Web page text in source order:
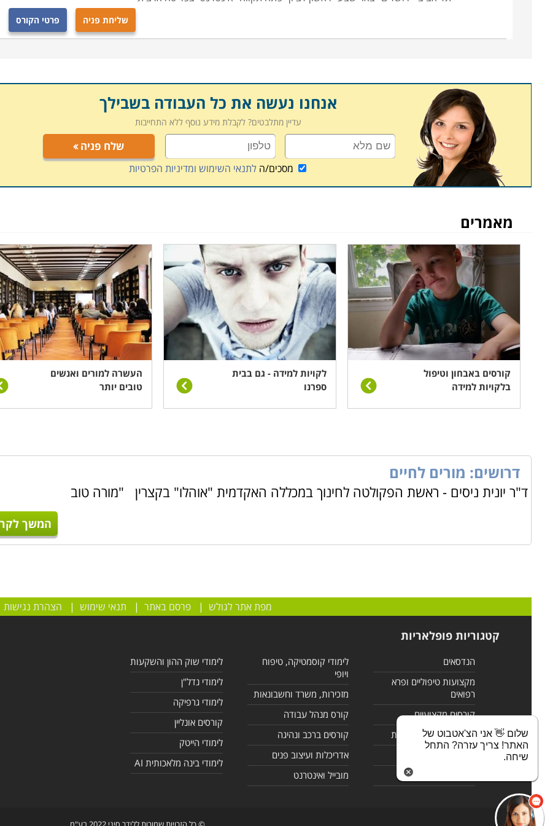
שליחת פניה פרטי הקורס
אנחנו נעשה את כל העבודה בשבילך
עדיין מתלבטים? לקבלת מידע נוסף ללא התחייבות
שלח פניה
מסכים/הלתנאי השימוש ומדיניות הפרטיות
מאמרים
קורסים באבחון וטיפול
בלקויות למידה
לקויות למידה - גם בבית
ספרנו
העשרה למורים ואנשים
טובים יותר
דרושים: מורים לחיים
ד"ר יונית ניסים - ראשת הפקולטה לחינוך במכללה האקדמית "אוהלו" בקצרין "מורה טוב
המשך
מפת אתר לגולש |פרסם באתר | תנאי שימוש | הצהרת נגישות
קטגוריות פופלאריות
הנדסאים
מקצועות טיפוליים ופרא
רפואים
קורסים מקצועיים
לימודי מחשבים ורשתות
לימודי קוסמטיקה, טיפוח
ויופי
מזכירות, משרד וחשבונאות
קורס מנהל עבודה
קורסים ברכב ונהיגה
אדריכלות ועיצוב פנים
מובייל ואינטרנט
לימודי שוק ההון והשקעות
לימודי נדל"ן
לימודי גרפיקה
קורסים אונליין
לימודי הייטק
לימודי בינה מלאכותית AI
שלום 👋 אני הצ'אטבוט של
האתר! צריך עזרה? התחל
שיחה.